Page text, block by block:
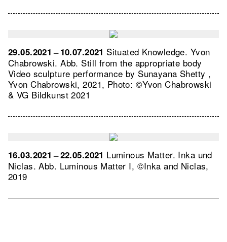
29.05.2021 – 10.07.2021 Situated Knowledge. Yvon
Chabrowski.Abb. Still from the appropriate body
Video sculpture performance by Sunayana Shetty ,
Yvon Chabrowski, 2021, Photo: ©Yvon Chabrowski
& VG Bildkunst 2021
16.03.2021 – 22.05.2021 Luminous Matter. Inka und
Niclas.Abb. Luminous Matter I, ©Inka and Niclas,
2019